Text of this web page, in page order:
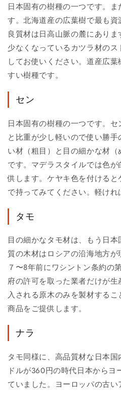
日本固有の樹種の一つです。
す。北海道産の広葉樹で最も資
良質材は日高山脈の麓にありま
少なくなっているカツラ材の
してお使いください。道産広
すい樹種です。
セン
日本固有の樹種の一つです。
と比重が少し軽いので使い勝
い材（粗目）と目の細かな材
です。マデラスタイルでは色
供します。ケヤキ色を付ける
で持ってみてください。軽けれ
タモ
目の細かなタモ材は、もう日
質の木材はロシアの沿海地方が
７〜8年前にワシントン条約の
府の許可を取った業者だけが
入される原木のみを製材する
商品をご提供します。
ナラ
タモ同様に、高品質材な日本
ドルが360円の時代日本から
ていました。ヨーロッパの古